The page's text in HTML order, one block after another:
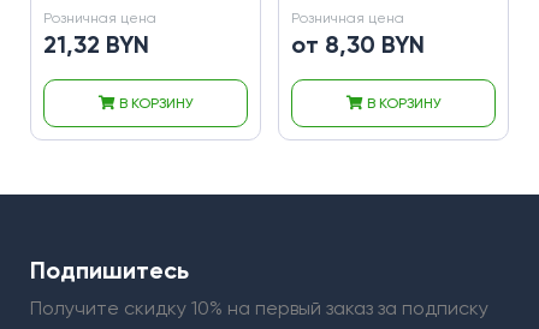
Розничная цена
21,32 BYN
В КОРЗИНУ
Розничная цена
от 8,30 BYN
В КОРЗИНУ
Подпишитесь
Получите скидку 10% на первый заказ за подписку